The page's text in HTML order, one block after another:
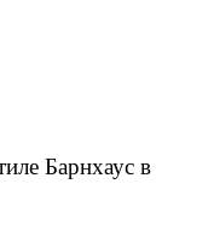
Барнхаус в